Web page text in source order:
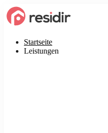
Startseite
Leistungen